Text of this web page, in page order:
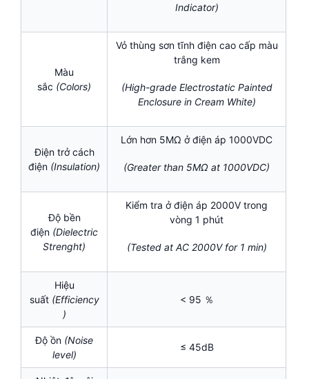
Indicator)
Màu
sắc (Colors)
Vỏ thùng sơn tĩnh điện cao cấp màu
trắng kem
(High-grade Electrostatic Painted
Enclosure in Cream White)
Điện trở cách
điện (Insulation)
Lớn hơn 5MΩ ở điện áp 1000VDC
(Greater than 5MΩ at 1000VDC)
Độ bền
điện (Dielectric
Strenght)
Kiểm tra ở điện áp 2000V trong
vòng 1 phút
(Tested at AC 2000V for 1 min)
Hiệu
suất (Efficiency
)
< 95 ％
Độ ồn (Noise
level)
≤ 45dB